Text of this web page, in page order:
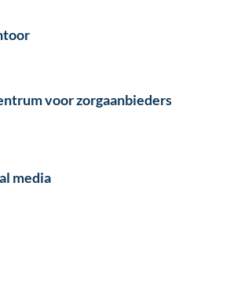
voor zorgaanbieders
media